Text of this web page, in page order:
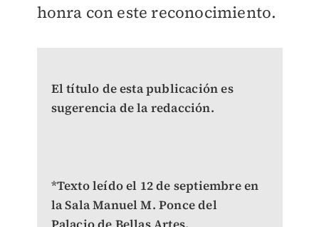
honra con este reconocimiento.
El título de esta publicación es
sugerencia de la redacción.
*Texto leído el 12 de septiembre en
la Sala Manuel M. Ponce del